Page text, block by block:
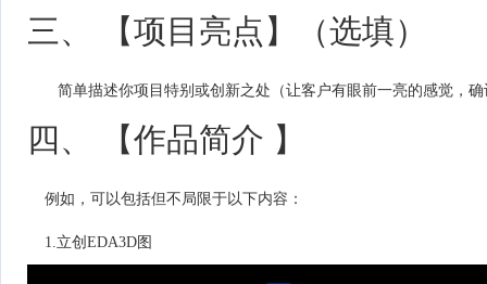
三、 【项目亮点】（选填）
简单描述你项目特别或创新之处（让客户有眼前一亮的感觉，确
四、 【作品简介 】
例如，可以包括但不局限于以下内容：
1.立创EDA3D图